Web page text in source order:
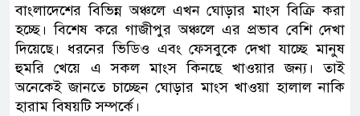
বাংলাদেশের বিভিন্ন অঞ্চলে এখন ঘোড়ার মাংস বিক্রি করা
হচ্ছে। বিশেষ করে গাজীপুর অঞ্চলে এর প্রভাব বেশি দেখা
দিয়েছে। ধরনের ভিডিও এবং ফেসবুকে দেখা যাচ্ছে মানুষ
হুমরি খেয়ে এ সকল মাংস কিনছে খাওয়ার জন্য। তাই
অনেকেই জানতে চাচ্ছেন ঘোড়ার মাংস খাওয়া হালাল নাকি
হারাম বিষয়টি সম্পর্কে।